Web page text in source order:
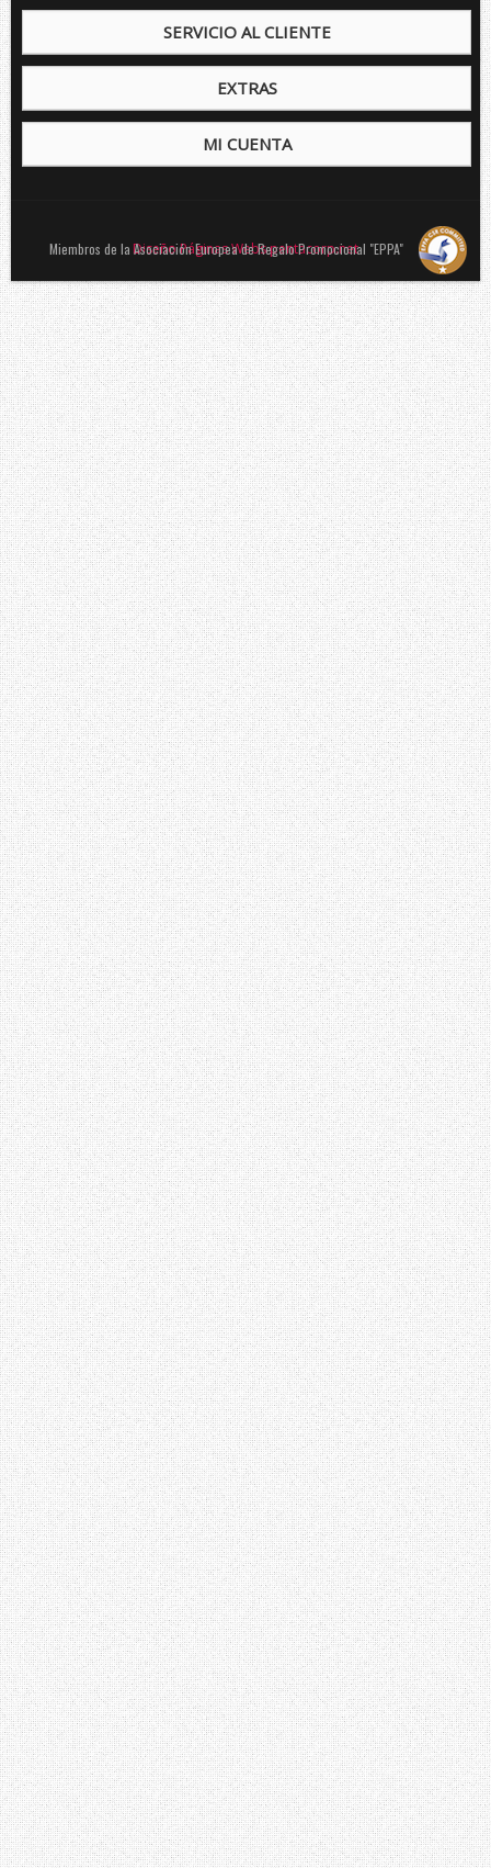
SERVICIO AL CLIENTE
EXTRAS
MI CUENTA
Diseño Páginas Webs pentacorp.net
Miembros de la Asociación Europea de Regalo Promocional "EPPA"